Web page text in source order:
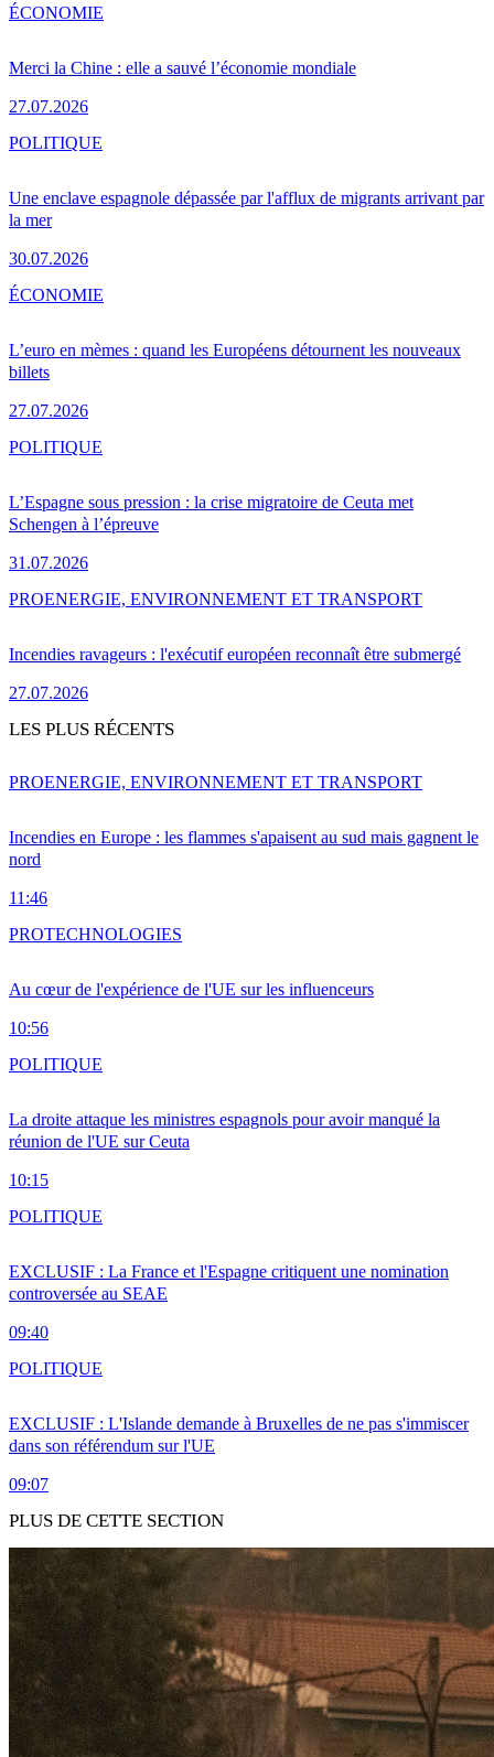
Merci la Chine : elle a sauvé l’économie mondiale
27.07.2026
ÉCONOMIE
Une enclave espagnole dépassée par l'afflux de migrants arrivant par
la mer
30.07.2026
POLITIQUE
L’euro en mèmes : quand les Européens détournent les nouveaux
billets
27.07.2026
ÉCONOMIE
L’Espagne sous pression : la crise migratoire de Ceuta met
Schengen à l’épreuve
31.07.2026
POLITIQUE
Incendies ravageurs : l'exécutif européen reconnaît être submergé
27.07.2026
PROENERGIE, ENVIRONNEMENT ET TRANSPORT
LES PLUS RÉCENTS
Incendies en Europe : les flammes s'apaisent au sud mais gagnent le
nord
11:46
PROENERGIE, ENVIRONNEMENT ET TRANSPORT
Au cœur de l'expérience de l'UE sur les influenceurs
10:56
PROTECHNOLOGIES
La droite attaque les ministres espagnols pour avoir manqué la
réunion de l'UE sur Ceuta
10:15
POLITIQUE
EXCLUSIF : La France et l'Espagne critiquent une nomination
controversée au SEAE
09:40
POLITIQUE
EXCLUSIF : L'Islande demande à Bruxelles de ne pas s'immiscer
dans son référendum sur l'UE
09:07
POLITIQUE
PLUS DE CETTE SECTION